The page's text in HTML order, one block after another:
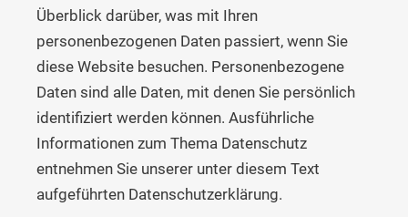
Überblick darüber, was mit Ihren
personenbezogenen Daten passiert, wenn Sie
diese Website besuchen. Personenbezogene
Daten sind alle Daten, mit denen Sie persönlich
identifiziert werden können. Ausführliche
Informationen zum Thema Datenschutz
entnehmen Sie unserer unter diesem Text
aufgeführten Datenschutzerklärung.